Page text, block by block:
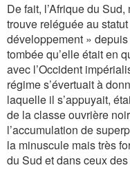
De fait, l’Afrique du
trouve reléguée au
développement »
tombée qu’elle était en
avec l’Occident
régime s’évertuait à
laquelle il s’appuyait,
de la classe ouvrière
l’accumulation de
la minuscule mais très
du Sud et dans ceux